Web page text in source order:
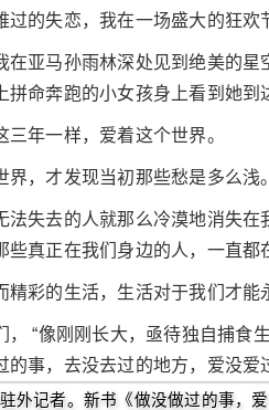
过的失恋，我在一场盛大的狂欢
在亚马孙雨林深处见到绝美的
拼命奔跑的小女孩身上看到她到
三年一样，爱着这个世界。
界，才发现当初那些愁是多么浅。
法失去的人就那么冷漠地消失
些真正在我们身边的人，一直都
精彩的生活，生活对于我们才能
， “像刚刚长大，亟待独自捕食
的事，去没去过的地方，爱没爱
外记者。新书《做没做过的事，